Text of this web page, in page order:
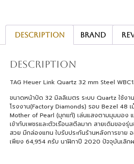
Description Brand
Description
TAG Heuer Link Quartz 32 mm Steel
ขนาดหน้าปัด 32 มิลลิเมตร ระบบ Quartz ใช้งา
โรงงาน(Factory Diamonds) รอบ Bezel 48
Mother of Pearl (มุกแท้) เล่นแสงตามมุมมอง
เข้ากับเพชรและตัวเรือนสตีลมาก สายเดิมของ
สวย มีกล่องแทน ใบรับประกันร้านหลังการขาย
เพียง 64,954 ครับ นาฬิกาปี 2020 ปัจจุบันเลิก